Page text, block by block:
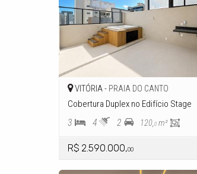
VITÓRIA - PRAIA DO CANTO
Cobertura Duplex no Edifício Stage
3 4 2 120,0 m²
R$ 2.590.000,00